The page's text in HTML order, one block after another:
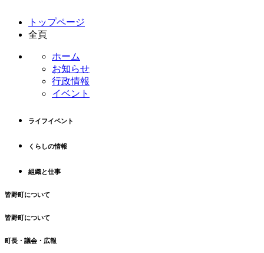
トップページ
全頁
ホーム
お知らせ
行政情報
イベント
ライフイベント
くらしの情報
組織と仕事
皆野町について
皆野町について
町長・議会・広報